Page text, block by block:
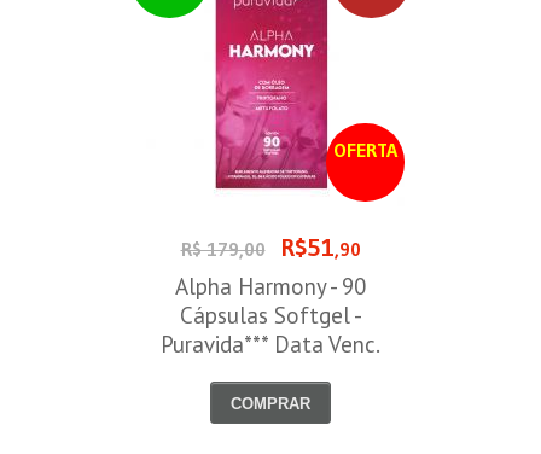
OFERTA
R$ 179,00 R$51,90
Alpha Harmony - 90
Cápsulas Softgel -
Puravida*** Data Venc.
COMPRAR